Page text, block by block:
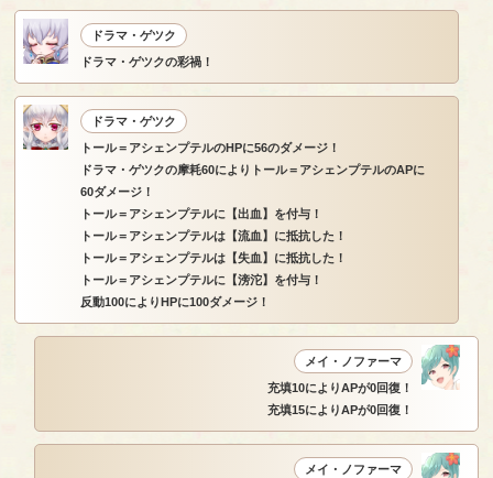
ドラマ・ゲツク
ドラマ・ゲツクの彩禍！
ドラマ・ゲツク
トール＝アシェンプテルのHPに56のダメージ！
ドラマ・ゲツクの摩耗60によりトール＝アシェンプテルのAPに
60ダメージ！
トール＝アシェンプテルに【出血】を付与！
トール＝アシェンプテルは【流血】に抵抗した！
トール＝アシェンプテルは【失血】に抵抗した！
トール＝アシェンプテルに【滂沱】を付与！
反動100によりHPに100ダメージ！
メイ・ノファーマ
充填10によりAPが0回復！
充填15によりAPが0回復！
メイ・ノファーマ